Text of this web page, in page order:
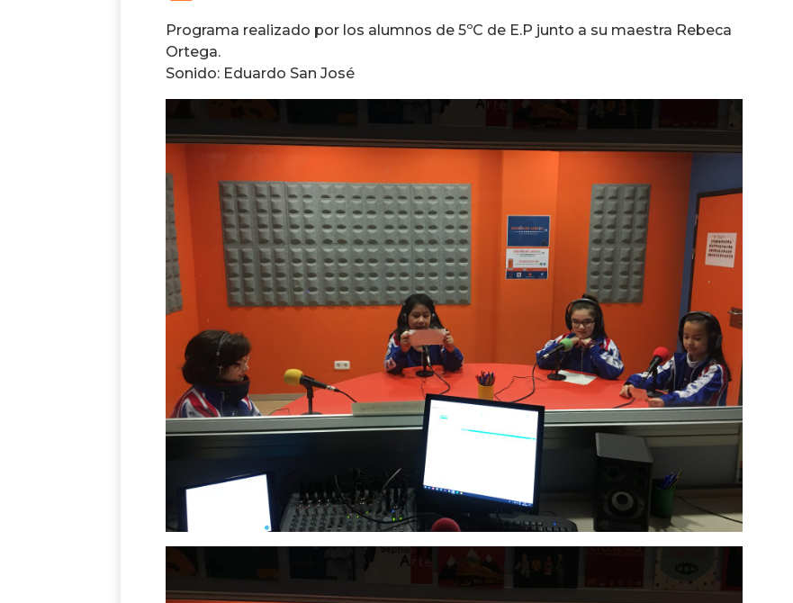
flecha
disminuir
el
Programa realizado por los alumnos de 5ºC de E.P junto a su maestra Rebeca
Ortega.
Sonido: Eduardo San José